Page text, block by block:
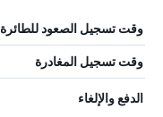
وقت تسجيل الصعود للطائرة
وقت تسجيل المغادرة
الدفع والإلغاء